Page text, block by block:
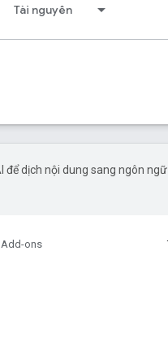
Tài nguyên
để dịch nội dung sang ngôn
Add-ons